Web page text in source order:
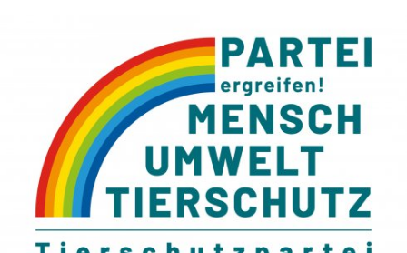
In
Lightbox
öffnen